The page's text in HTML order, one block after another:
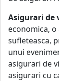
Asigurari de
economica,
sufleteasca,
unui
asigurari de
asigurari cu